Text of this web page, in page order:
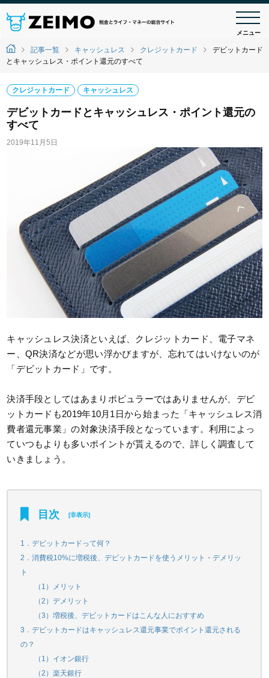
メニュー
記事一覧 キャッシュレス クレジットカード
デビットカード
とキャッシュレス・ポイント還元のすべて
クレジットカード キャッシュレス
デビットカードとキャッシュレス・ポイント還元の
すべて
2019年11月5日
キャッシュレス決済といえば、クレジットカード、電子マネ
ー、QR決済などが思い浮かびますが、忘れてはいけないのが
「デビットカード」です。
決済手段としてはあまりポピュラーではありませんが、デビ
ットカードも2019年10月1日から始まった「キャッシュレス消
費者還元事業」の対象決済手段となっています。利用によっ
ていつもよりも多いポイントが貰えるので、詳しく調査して
いきましょう。
目次 [非表示]
1．デビットカードって何？
2．消費税10%に増税後、デビットカードを使うメリット・デメリッ
ト
（1）メリット
（2）デメリット
（3）増税後、デビットカードはこんな人におすすめ
3．デビットカードはキャッシュレス還元事業でポイント還元される
の？
（1）イオン銀行
（2）楽天銀行